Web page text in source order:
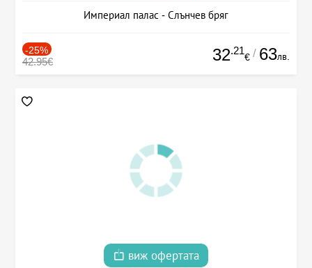
Империал палас - Слънчев бряг
-25%
42.95€ 32.21
€ / 63лв.
виж офертата